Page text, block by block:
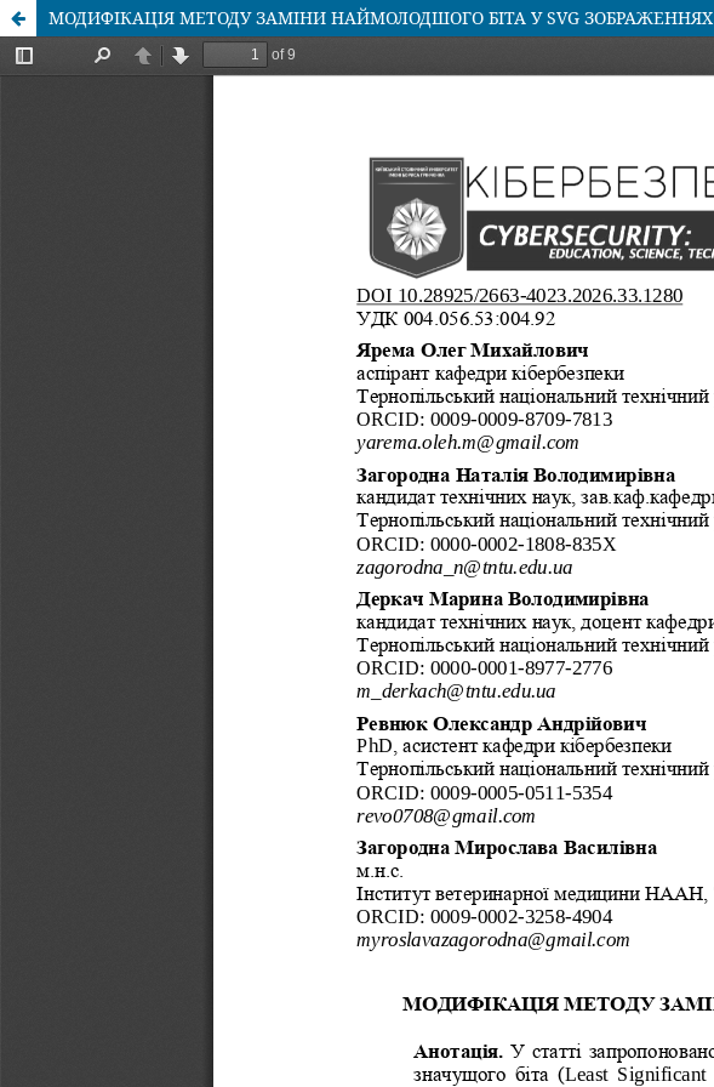
МОДИФІКАЦІЯ МЕТОДУ ЗАМІНИ НАЙМОЛОДШОГО БІТА У SVG ЗОБРАЖЕННЯХ